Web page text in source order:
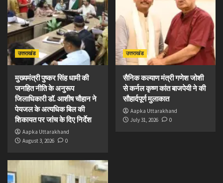
उत्तराखंड
मुख्यमंत्री पुष्कर सिंह धामी की
जनहित नीति के अनुरूप
जिलाधिकारी डॉ. आशीष चौहान ने
पेयजल के अत्यधिक बिल की
शिकायत पर जांच के दिए निर्देश
Aapka Uttarakhand
August 3, 2026
0
उत्तराखंड
सैनिक कल्याण मंत्री गणेश जोशी
से कर्नल कृष्ण कांत बाजपेयी ने की
सौहार्दपूर्ण मुलाकात
Aapka Uttarakhand
July 31, 2026
0